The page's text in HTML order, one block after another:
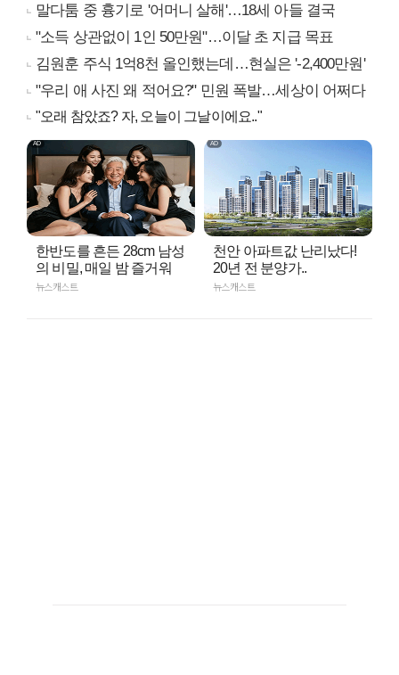
말다툼 중 흉기로 '어머니 살해'…18세 아들 결국
"소득 상관없이 1인 50만원"…이달 초 지급 목표
김원훈 주식 1억8천 올인했는데…현실은 '-2,400만원'
"우리 애 사진 왜 적어요?" 민원 폭발…세상이 어쩌다
"오래 참았죠? 자, 오늘이 그날이에요.."
한반도를 흔든 28cm 남성
의 비밀, 매일 밤 즐거워
뉴스캐스트
천안 아파트값 난리났다!
20년 전 분양가..
뉴스캐스트